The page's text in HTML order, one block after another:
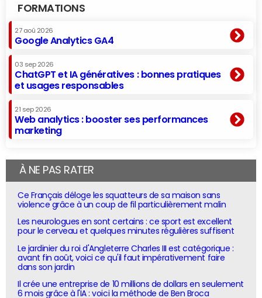
FORMATIONS
27 aoû 2026
Google Analytics GA4
03 sep 2026
ChatGPT et IA génératives : bonnes pratiques
et usages responsables
21 sep 2026
Web analytics : booster ses performances
marketing
À NE PAS RATER
Ce Français déloge les squatteurs de sa maison sans
violence grâce à un coup de fil particulièrement malin
Les neurologues en sont certains : ce sport est excellent
pour le cerveau et quelques minutes régulières suffisent
Le jardinier du roi d'Angleterre Charles III est catégorique :
avant fin août, voici ce qu'il faut impérativement faire
dans son jardin
Il crée une entreprise de 10 millions de dollars en seulement
6 mois grâce à l'IA : voici la méthode de Ben Broca